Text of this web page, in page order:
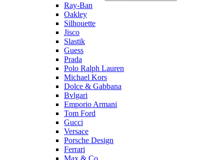
Ray-Ban
Oakley
Silhouette
Jisco
Slastik
Guess
Prada
Polo Ralph Lauren
Michael Kors
Dolce & Gabbana
Bvlgari
Emporio Armani
Tom Ford
Gucci
Versace
Porsche Design
Ferrari
Max & Co